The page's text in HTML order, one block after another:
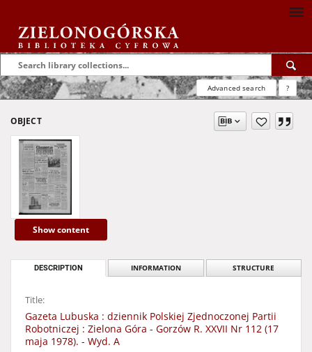
Advanced search ?
OBJECT
Show content
DESCRIPTION INFORMATION STRUCTURE
Title:
Gazeta Lubuska : dziennik Polskiej Zjednoczonej Partii
Robotniczej : Zielona Góra - Gorzów R. XXVII Nr 112 (17
maja 1978). - Wyd. A